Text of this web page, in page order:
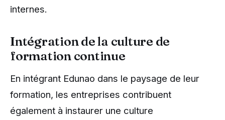
internes.
Intégration de la culture de
formation continue
En intégrant Edunao dans le paysage de leur
formation, les entreprises contribuent
également à instaurer une culture